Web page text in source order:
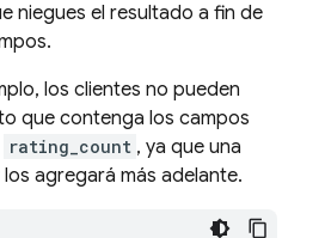
niegues el resultado a fin de
los clientes no pueden
que contenga los campos
rating_count , ya que una
agregará más adelante.